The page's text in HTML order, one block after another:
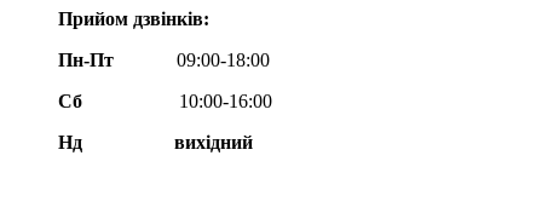
Прийом дзвінків:
Пн-Пт
09:00-18:00
Сб
10:00-16:00
Нд вихідний